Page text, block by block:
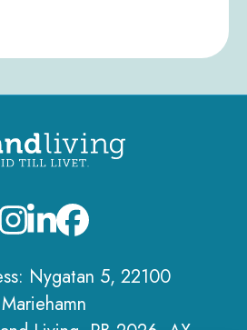
Nygatan 5, 22100
Mariehamn